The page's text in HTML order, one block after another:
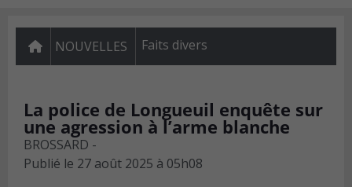
NOUVELLES Faits divers
La police de Longueuil enquête sur
une agression à l’arme blanche
BROSSARD -
Publié le 27 août 2025 à 05h08